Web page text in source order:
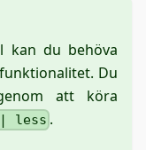
kan du behöva
Du
att köra
| less .